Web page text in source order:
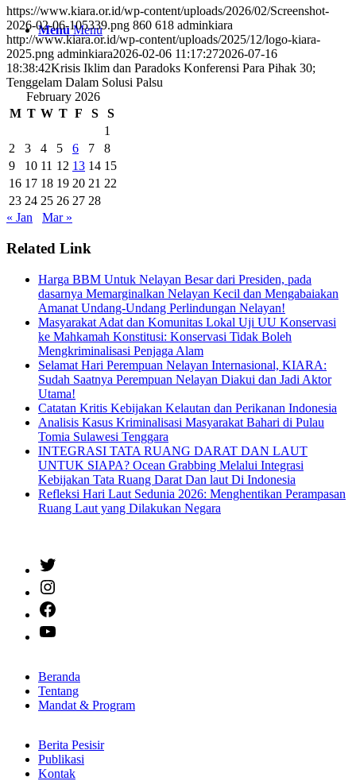
Menu Menu
https://www.kiara.or.id/wp-content/uploads/2026/02/Screenshot-
2026-02-06-105339.png 860 618 adminkiara
http://www.kiara.or.id/wp-content/uploads/2025/12/logo-kiara-
2025.png adminkiara2026-02-06 11:17:272026-07-16
18:38:42Krisis Iklim dan Paradoks Konferensi Para Pihak 30;
Tenggelam Dalam Solusi Palsu
February 2026
M T W T F S
S
1
2
3 4 5 6 7
8
9
10 11 12 13 14 15
16 17 18 19 20 21 22
23 24 25 26 27 28
« Jan
Mar »
Related Link
Harga BBM Untuk Nelayan Besar dari Presiden, pada
dasarnya Memarginalkan Nelayan Kecil dan Mengabaiakan
Amanat Undang-Undang Perlindungan Nelayan!
Masyarakat Adat dan Komunitas Lokal Uji UU Konservasi
ke Mahkamah Konstitusi: Konservasi Tidak Boleh
Mengkriminalisasi Penjaga Alam
Selamat Hari Perempuan Nelayan Internasional, KIARA:
Sudah Saatnya Perempuan Nelayan Diakui dan Jadi Aktor
Utama!
Catatan Kritis Kebijakan Kelautan dan Perikanan Indonesia
Analisis Kasus Kriminalisasi Masyarakat Bahari di Pulau
Tomia Sulawesi Tenggara
INTEGRASI TATA RUANG DARAT DAN LAUT
UNTUK SIAPA? Ocean Grabbing Melalui Integrasi
Kebijakan Tata Ruang Darat Dan laut Di Indonesia
Refleksi Hari Laut Sedunia 2026: Menghentikan Perampasan
Ruang Laut yang Dilakukan Negara
Beranda
Tentang
Mandat & Program
Berita Pesisir
Publikasi
Kontak